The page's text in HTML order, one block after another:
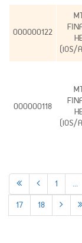
000000122
(iOS/
000000118
(iOS/
1 ...
17
18